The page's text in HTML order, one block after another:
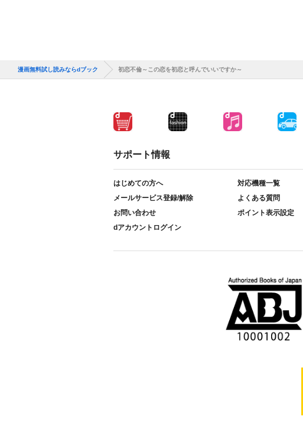
漫画無料試し読みならdブック 初恋不倫～この恋を初恋と呼んでいいですか～
サポート情報
はじめての方へ
対応機種一覧
メールサービス登録/解除
よくある質問
お問い合わせ
ポイント表示設定
dアカウントログイン